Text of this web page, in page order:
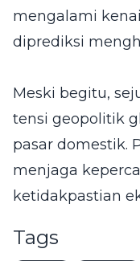
mengalami
diprediksi
Meski begitu,
tensi geopolitik
pasar domestik.
menjaga
ketidakpastian
Tags